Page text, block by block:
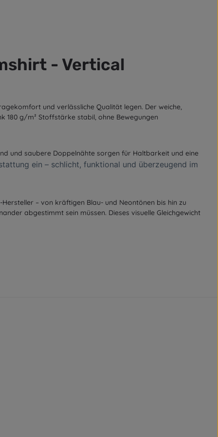
- Vertical
und verlässliche Qualität legen. Der weiche,
180 g/m² Stoffstärke stabil, ohne Bewegungen
und saubere Doppelnähte sorgen für Haltbarkeit und eine
ein – schlicht, funktional und überzeugend im
– von kräftigen Blau- und Neontönen bis hin zu
abgestimmt sein müssen. Dieses visuelle Gleichgewicht